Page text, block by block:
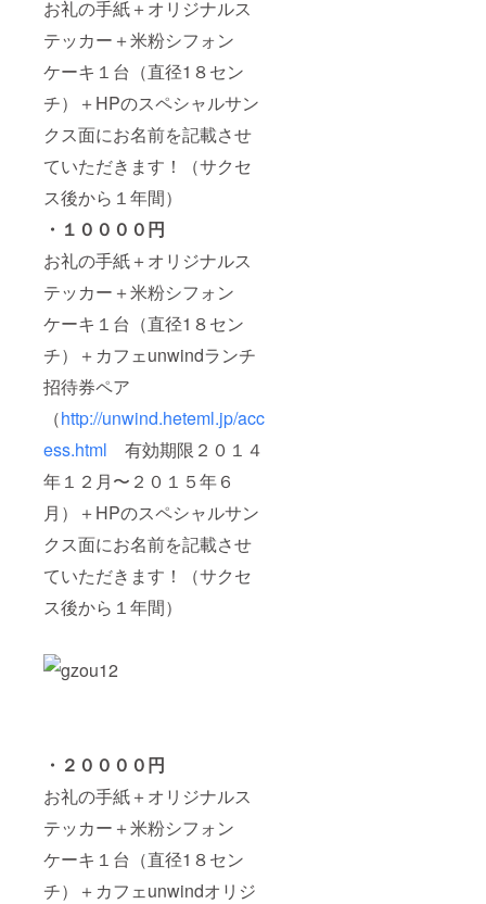
お礼の手紙＋オリジナルス
テッカー＋米粉シフォン
ケーキ１台（直径1８セン
チ）＋HPのスペシャルサン
クス面にお名前を記載させ
ていただきます！（サクセ
ス後から１年間）
・１００００円
お礼の手紙＋オリジナルス
テッカー＋米粉シフォン
ケーキ１台（直径1８セン
チ）＋カフェunwindランチ
招待券ペア
（http://unwind.heteml.jp/acc
ess.html 有効期限２０１４
年１２月〜２０１５年６
月）＋HPのスペシャルサン
クス面にお名前を記載させ
ていただきます！（サクセ
ス後から１年間）
・２００００円
お礼の手紙＋オリジナルス
テッカー＋米粉シフォン
ケーキ１台（直径1８セン
チ）＋カフェunwindオリジ